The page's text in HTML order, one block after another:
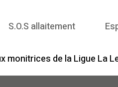
S.O.S allaitement
monitrices de la Ligue La